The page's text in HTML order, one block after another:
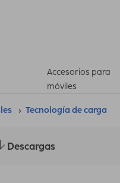
Accesorios para
móviles
Tecnología de carga
Descargas